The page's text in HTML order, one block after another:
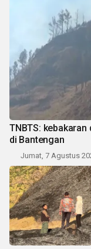
TNBTS:
di Bantengan
Jumat, 7 Agustus